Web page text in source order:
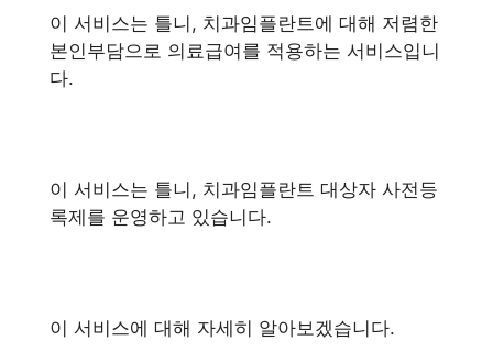
이 서비스는 틀니, 치과임플란트에 대해 저렴한
본인부담으로 의료급여를 적용하는 서비스입니
다.
이 서비스는 틀니, 치과임플란트 대상자 사전등
록제를 운영하고 있습니다.
이 서비스에 대해 자세히 알아보겠습니다.